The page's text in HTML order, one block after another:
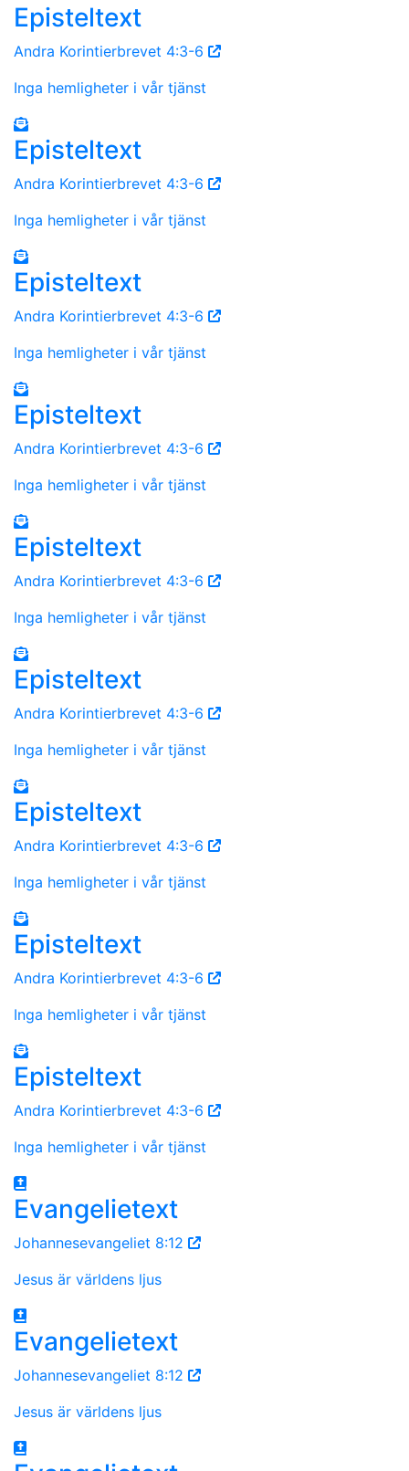
Episteltext
Andra Korintierbrevet 4:3-6
Inga hemligheter i vår tjänst
Episteltext
Andra Korintierbrevet 4:3-6
Inga hemligheter i vår tjänst
Episteltext
Andra Korintierbrevet 4:3-6
Inga hemligheter i vår tjänst
Episteltext
Andra Korintierbrevet 4:3-6
Inga hemligheter i vår tjänst
Episteltext
Andra Korintierbrevet 4:3-6
Inga hemligheter i vår tjänst
Episteltext
Andra Korintierbrevet 4:3-6
Inga hemligheter i vår tjänst
Episteltext
Andra Korintierbrevet 4:3-6
Inga hemligheter i vår tjänst
Episteltext
Andra Korintierbrevet 4:3-6
Inga hemligheter i vår tjänst
Episteltext
Andra Korintierbrevet 4:3-6
Inga hemligheter i vår tjänst
Evangelietext
Johannesevangeliet 8:12
Jesus är världens ljus
Evangelietext
Johannesevangeliet 8:12
Jesus är världens ljus